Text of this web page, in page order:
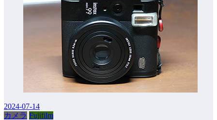
2024-07-14
カメラ Fujifilm